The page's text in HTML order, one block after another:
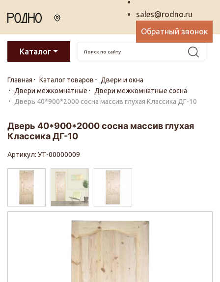
sales@rodno.ru
Обратный звонок
Каталог
Главная Каталог товаров
Двери и окна
Двери межкомнатные
Двери межкомнатные сосна
Дверь 40*900*2000 сосна массив глухая Классика ДГ-10
Дверь 40*900*2000 сосна массив глухая
Классика ДГ-10
Артикул: УТ-00000009